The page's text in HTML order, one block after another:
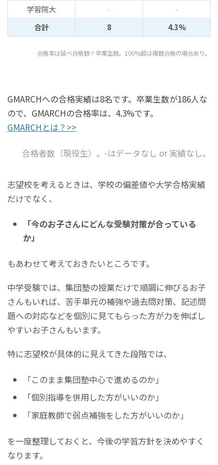
学習院大 -
-
合計
8 4.3%
合格率は延べ合格数÷卒業生数。100%超は複数合格の場合あり。
GMARCHへの合格実績は8名です。卒業生数が186人な
ので、GMARCHの合格率は、4.3%です。
GMARCHとは？>>
合格者数（現役生）。-はデータなし or 実績なし。
志望校を考えるときは、学校の偏差値や大学合格実績
だけでなく、
「今のお子さんにどんな受験対策が合っている
か」
もあわせて考えておきたいところです。
中学受験では、集団塾の授業だけで順調に伸びるお子
さんもいれば、苦手単元の補強や過去問対策、記述問
題への対応などを個別に見てもらった方が力を伸ばし
やすいお子さんもいます。
特に志望校が具体的に見えてきた段階では、
「このまま集団塾中心で進めるのか」
「個別指導を併用した方がいいのか」
「家庭教師で弱点補強をした方がいいのか」
を一度整理しておくと、今後の学習方針を決めやすく
なります。